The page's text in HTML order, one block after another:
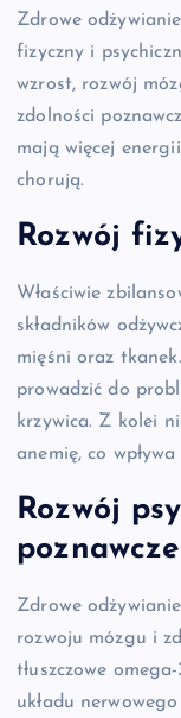
Zdrowe
fizyczny i
wzrost, rozwój
zdolności
mają więcej
chorują.
Rozwój
Właściwie
składników
mięśni oraz
prowadzić do
krzywica. Z kolei
anemię, co
Rozwój
poznawcze
Zdrowe
rozwoju mózgu i
tłuszczowe
układu